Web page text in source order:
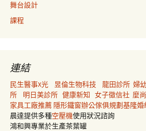
舞台設計
課程
連結
民生醫事X光 昱倫生物科技 龍田診所 婦
所
明日美診所 健康新知 女子徵信社 麼
家具工廠推薦 隱形鐵窗辦公傢俱規劃基隆婚
晨達提供多種空壓機使用狀況諮詢
鴻和興專業於生產茶葉罐